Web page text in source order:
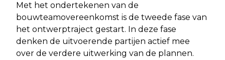
Met het ondertekenen van de
bouwteamovereenkomst is de tweede fase van
het ontwerptraject gestart. In deze fase
denken de uitvoerende partijen actief mee
over de verdere uitwerking van de plannen.